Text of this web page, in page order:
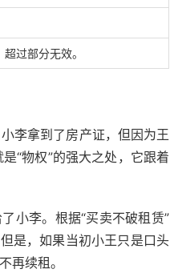
过部分无效。
李拿到了房产证，但因为王
“物权”的强大之处，它跟着
小李。根据“买卖不破租赁”
是，如果当初小王只是口头
再续租。